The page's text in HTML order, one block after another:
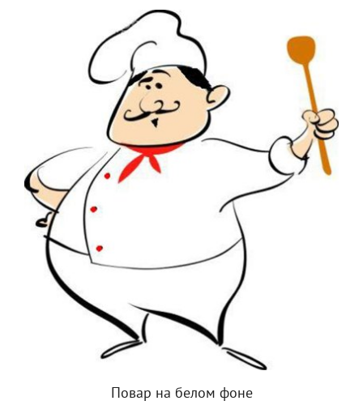
Повар на белом фоне